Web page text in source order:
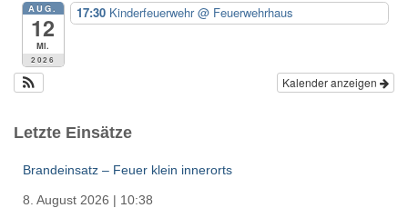
AUG.
12
Mi.
2026
17:30 Kinderfeuerwehr@ Feuerwehrhaus
Kalender anzeigen
Letzte Einsätze
Brandeinsatz – Feuer klein innerorts
8. August 2026 | 10:38